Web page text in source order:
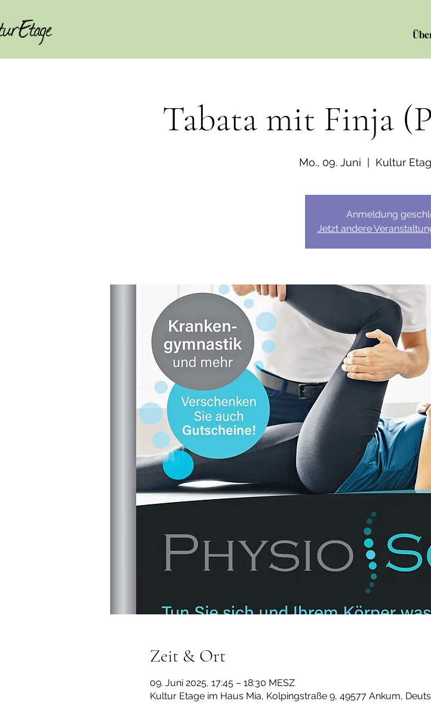
Tabata mit Finja
Mo., 09. Juni Kultur
Anmeldung
Jetzt andere
Zeit & Ort
09. Juni 2025, 17:45 – 18:30 MESZ
Kultur Etage im Haus Mia, Kolpingstraße 9, 49577 Ankum,